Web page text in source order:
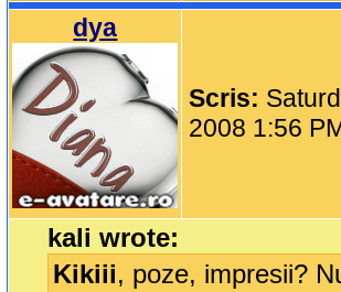
dya
Scris:
2008 1:56
kali wrote:
Kikiii, poze, impresii?